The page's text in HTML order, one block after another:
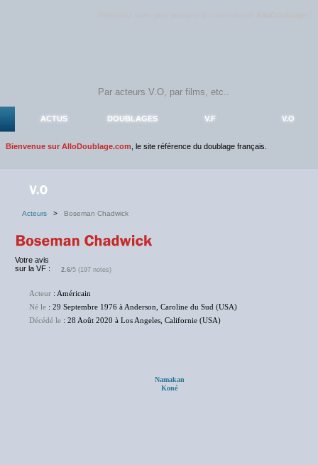
ACTUS DOUBLAGES V.F V.O
Bienvenue sur AlloDoublage.com , le site référence du doublage français.
Acteurs > Boseman Chadwick
Votre avis
sur la VF :
2.6/5 (197 notes)
Acteur : Américain
Né le : 29 Septembre 1976 à Anderson, Caroline du Sud (USA)
Décédé le : 28 Août 2020 à Los Angeles, Californie (USA)
Namakan
Koné